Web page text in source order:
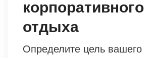
корпоративного
отдыха
Определите цель вашего